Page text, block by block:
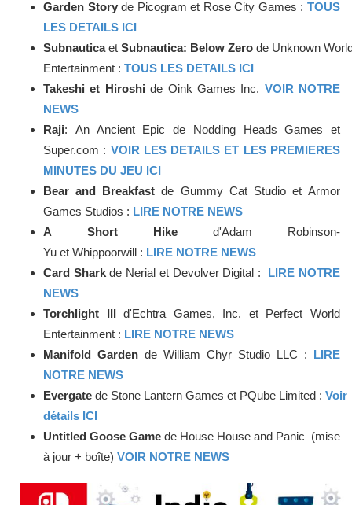
Garden Storyde Picogram et Rose City Games :TOUS
LES DETAILS ICI
Subnauticaet Subnautica: Below Zero de Unknown
Entertainment : TOUS LES DETAILS ICI
Takeshi et Hiroshide Oink Games Inc. VOIR NOTRE
NEWS
Raji: An Ancient Epic de Nodding Heads Games et
Super.com : VOIR LES DETAILS ET LES PREMIERES
MINUTES DU JEU ICI
Bear and Breakfastde Gummy Cat Studio et Armor
Games Studios : LIRE NOTRE NEWS
A Short Hike d'Adam Robinson-
Yu et Whippoorwill : LIRE NOTRE NEWS
Card Sharkde Nerial et Devolver Digital : LIRE NOTRE
NEWS
Torchlight IIId'Echtra Games, Inc. et Perfect World
Entertainment : LIRE NOTRE NEWS
Manifold Garden de William Chyr Studio LLC : LIRE
NOTRE NEWS
Evergate de Stone Lantern Games et PQube Limited : Voir
détails ICI
Untitled Goose Game de House House and Panic (mise
à jour + boîte) VOIR NOTRE NEWS